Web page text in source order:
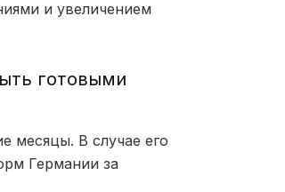
и увеличением
готовыми
месяцы. В случае его
Германии за